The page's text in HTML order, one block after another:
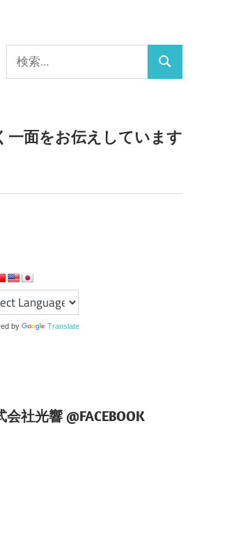
索:
検
一面をお伝えしています
by Translate
会社光響 @FACEBOOK